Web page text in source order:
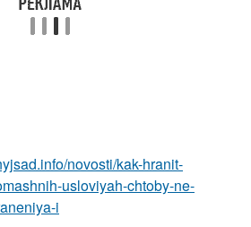
novosti/kak-hranit-
usloviyah-chtoby-ne-
i